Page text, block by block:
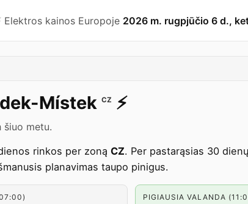
Elektros kainos Europoje 2026 m. rugpjūčio 6 d.,
Místek CZ ⚡️
šiuo metu.
rinkos per zoną CZ. Per pastarąsias 30
planavimas taupo pinigus.
PIGIAUSIA VALANDA